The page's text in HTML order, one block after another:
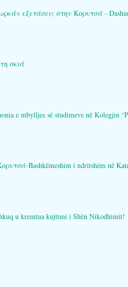
εξετάσεις στην Κορυτσά -
σκιά
e mbylljes së studimeve në Kolegjin
Bashkëmeshim i ndritshëm në
u kremtua kujtimi i Shën Nikodhimit!